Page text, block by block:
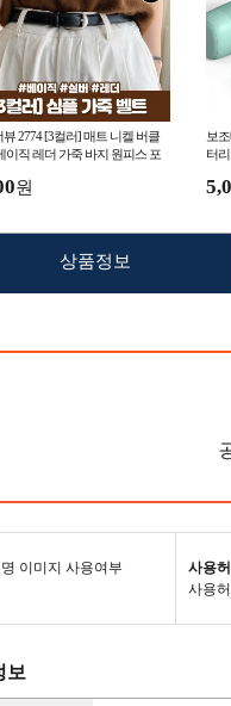
뷰 2774 [3컬러] 매트 니켈 버클
이직 레더 가죽 바지 원피스 포
원
보
터
이미지 사용여부
사용
사용
보
상품정보